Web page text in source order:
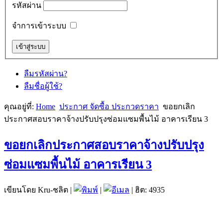
รหัสผ่าน
จำการเข้าระบบ
ลืมรหัสผ่าน?
ลืมชื่อผู้ใช้?
คุณอยู่ที่: Home ประกาศ จัดซื้อ ประกวดราคา ขอยกเลิก
ประกาศสอบราคาจ้างปรับปรุงซ่อมแซมพื้นไม้ อาคารเรียน 3
ขอยกเลิกประกาศสอบราคาจ้างปรับปรุง
ซ่อมแซมพื้นไม้ อาคารเรียน 3
เขียนโดย Kru-ชลิต | ฮิต: 4935